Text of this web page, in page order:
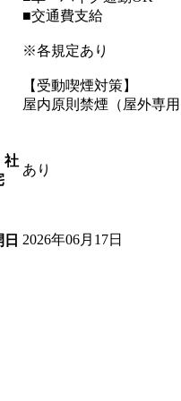
■交通費支給
※各規定あり
【受動喫煙対策】
屋内原則禁煙（屋外専用
社
あり
2026年06月17日